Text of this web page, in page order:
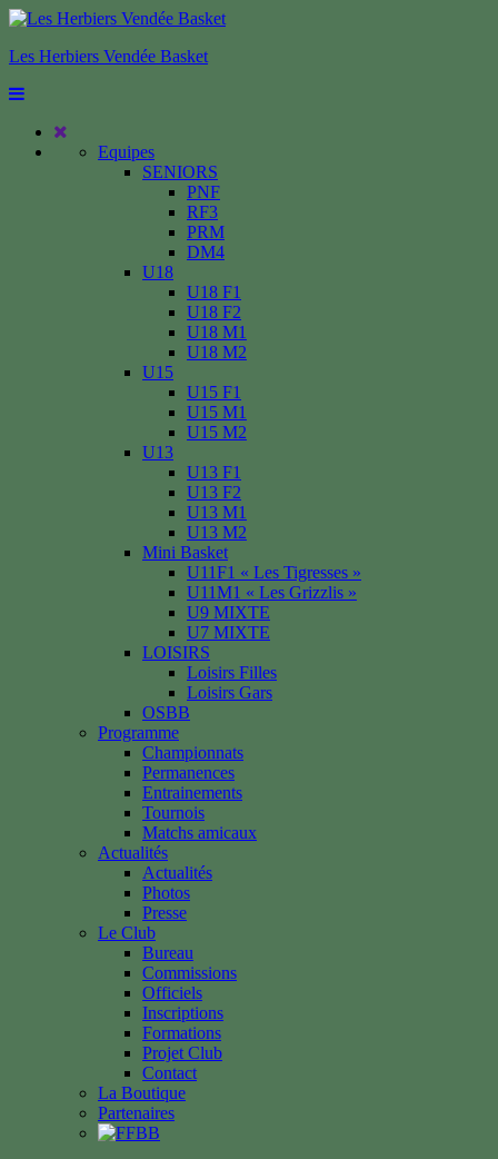
Les Herbiers Vendée Basket
Equipes
SENIORS
PNF
RF3
PRM
DM4
U18
U18 F1
U18 F2
U18 M1
U18 M2
U15
U15 F1
U15 M1
U15 M2
U13
U13 F1
U13 F2
U13 M1
U13 M2
Mini Basket
U11F1 « Les Tigresses »
U11M1 « Les Grizzlis »
U9 MIXTE
U7 MIXTE
LOISIRS
Loisirs Filles
Loisirs Gars
OSBB
Programme
Championnats
Permanences
Entrainements
Tournois
Matchs amicaux
Actualités
Actualités
Photos
Presse
Le Club
Bureau
Commissions
Officiels
Inscriptions
Formations
Projet Club
Contact
La Boutique
Partenaires